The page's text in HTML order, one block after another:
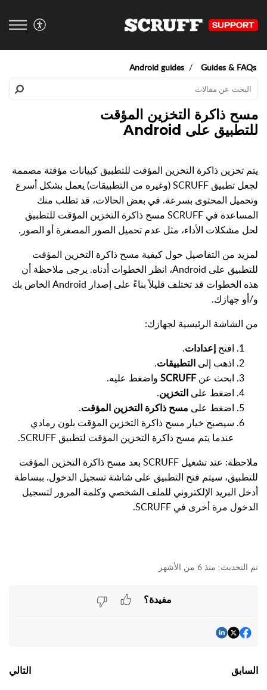
Guides & FAQs
Android guides
مسح ذاكرة التخزين المؤقت
للتطبيق على Android
يتم تخزين ذاكرة التخزين المؤقت للتطبيق كبيانات مؤقتة مصممة
لجعل تطبيق SCRUFF (وغيره من التطبيقات) يعمل بشكل أسرع
وتحميل المحتوى بسرعة. في بعض الحالات، قد تطلب منك
المساعدة في SCRUFF مسح ذاكرة التخزين المؤقت للتطبيق
لحل مشكلات الأداء، مثل عدم تحميل الصور المصغرة أو الصور.
لمزيد من التفاصيل حول كيفية مسح ذاكرة التخزين المؤقت
للتطبيق على Android، انظر الخطوات أدناه. يرجى ملاحظة أن
هذه الخطوات قد تختلف قليلاً بناءً على إصدار Android الخاص بك
و/أو جهازك.
من الشاشة الرئيسية لجهازك:
افتح إعدادات.
اذهب إلى التطبيقات.
ابحث عنSCRUFF واضغط عليه.
اضغط على التخزين.
اضغط على مسح ذاكرة التخزين المؤقت.
سيصبح خيار مسح ذاكرة التخزين المؤقت بلون رمادي
عندما يتم مسح ذاكرة التخزين المؤقت لتطبيق SCRUFF.
ملاحظة: عند تشغيل SCRUFF بعد مسح ذاكرة التخزين المؤقت
للتطبيق، سيتم فتح التطبيق على شاشة تسجيل الدخول. ببساطة
أدخل البريد الإلكتروني للملف الشخصي وكلمة المرور لتسجيل
الدخول مرة أخرى في SCRUFF.
منذ 6 من الأشهر
مفيدة؟
السابق التالي